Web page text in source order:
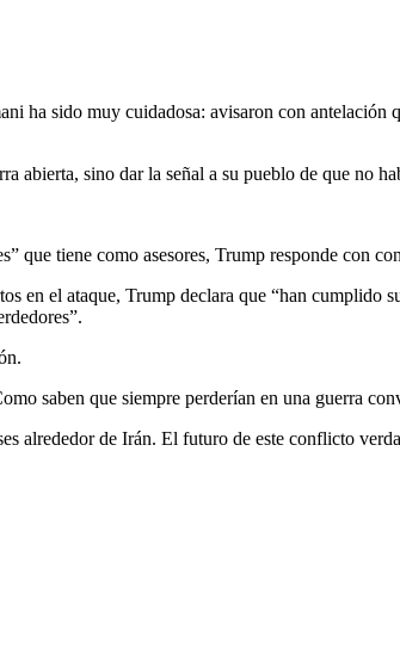
ha sido muy cuidadosa: avisaron con
abierta, sino dar la señal a su pueblo de que no
que tiene como asesores, Trump responde con
en el ataque, Trump declara que “han
saben que siempre perderían en una guerra
alrededor de Irán. El futuro de este conflicto